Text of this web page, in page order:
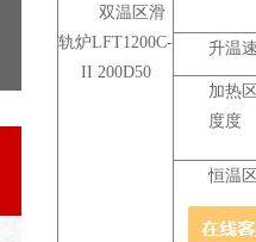
双温区滑
轨炉LFT1200C-
II 200D50
升温
加热
度度
恒温